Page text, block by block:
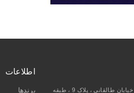
اطلاعات
برندها تهران ، انتهای خیابان طالقانی ، پلاک 9 ، طبقه